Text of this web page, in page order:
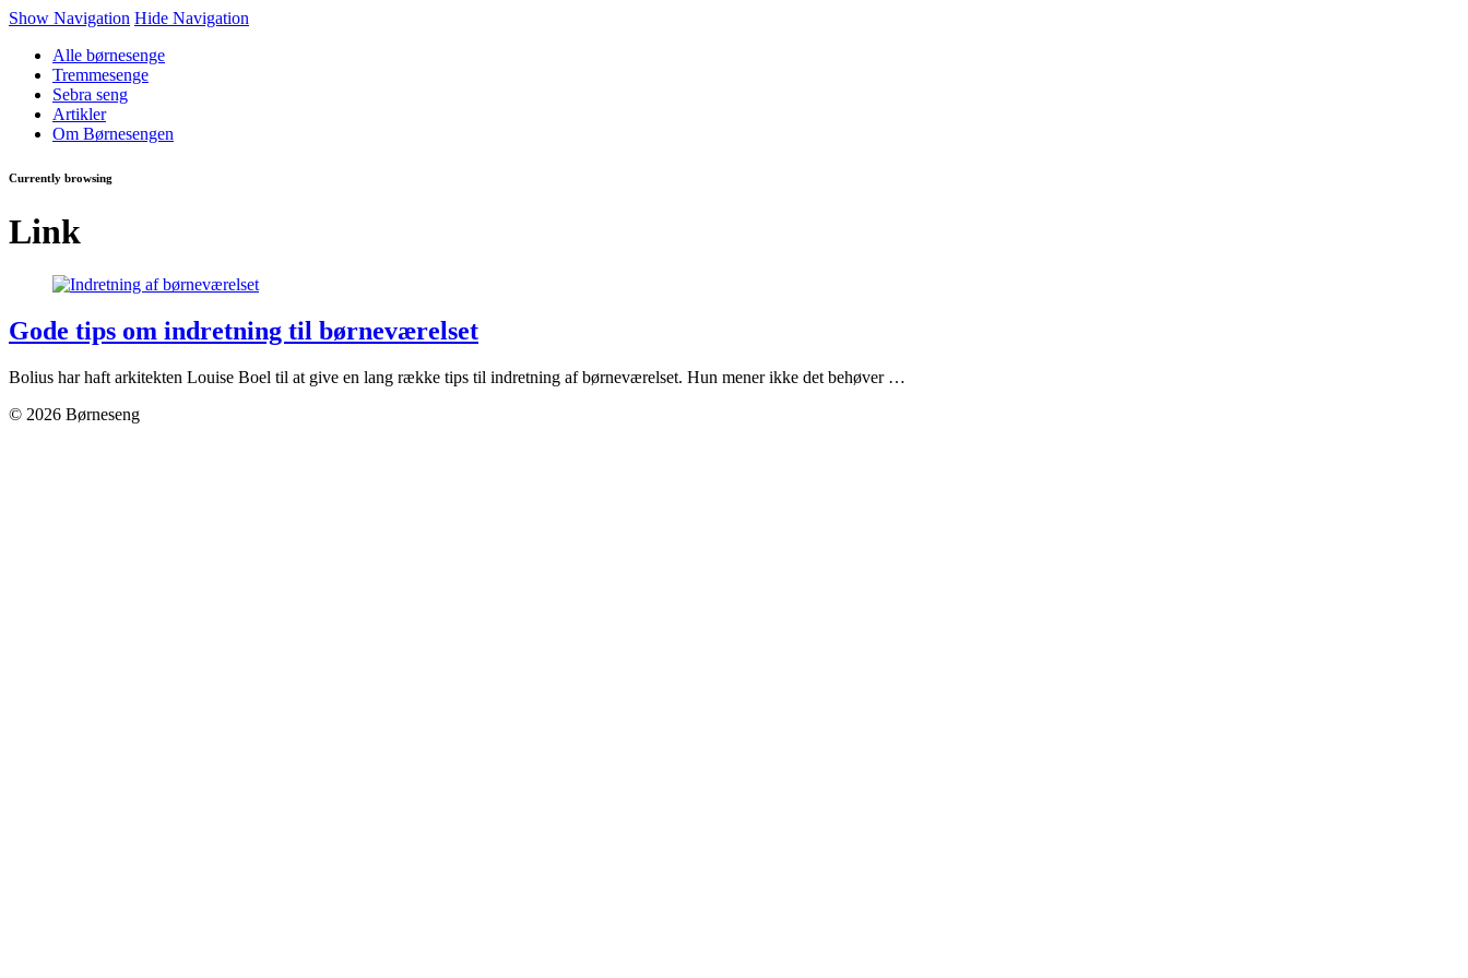
Show Navigation Hide Navigation
Alle børnesenge
Tremmesenge
Sebra seng
Artikler
Om Børnesengen
Currently browsing
Link
Gode tips om indretning til børneværelset
Bolius har haft arkitekten Louise Boel til at give en lang række tips til indretning af børneværelset. Hun mener ikke det behøver …
© 2026 Børneseng